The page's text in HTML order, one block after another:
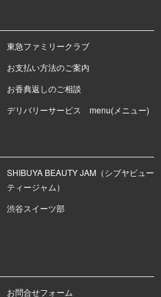
東急ファミリークラブ
お支払い方法のご案内
お香典返しのご相談
デリバリーサービス menu(メニュー)
SHIBUYA BEAUTY JAM（シブヤビュー
ティージャム）
渋谷スイーツ部
お問合せフォーム